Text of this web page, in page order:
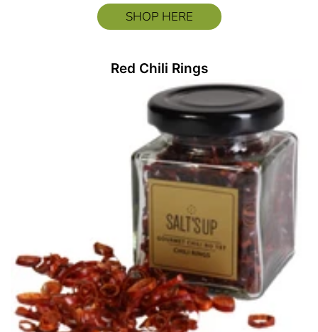
SHOP HERE
Red Chili Rings